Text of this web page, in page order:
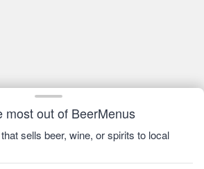
most out of BeerMenus
sells beer, wine, or spirits to local